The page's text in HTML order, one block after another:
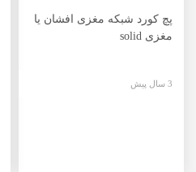
پچ کورد شبکه مغزی افشان یا
مغزی solid
3 سال پیش